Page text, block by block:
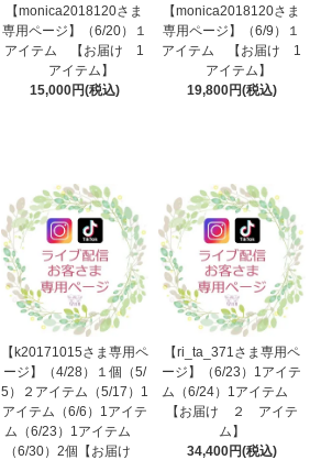
【monica2018120さま
専用ページ】（6/20）１
アイテム 【お届け 1
アイテム】
15,000円(税込)
【monica2018120さま
専用ページ】（6/9）１
アイテム 【お届け 1
アイテム】
19,800円(税込)
【k20171015さま専用ペ
ージ】（4/28）１個（5/
5）２アイテム（5/17）1
アイテム（6/6）1アイテ
ム（6/23）1アイテム
（6/30）2個【お届け
【ri_ta_371さま専用ペ
ージ】（6/23）1アイテ
ム（6/24）1アイテム
【お届け ２ アイテ
ム】
34,400円(税込)